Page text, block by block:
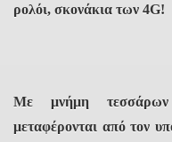
ρολόι, σκονάκια των 4G!
Με μνήμη τεσσάρων
μεταφέρονται από τον